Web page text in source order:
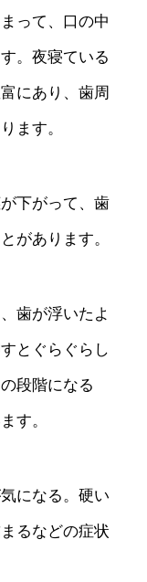
って、口の中
。夜寝ている
にあり、歯周
ます。
下がって、歯
があります。
歯が浮いたよ
とぐらぐらし
段階になる
す。
になる。硬い
るなどの症状